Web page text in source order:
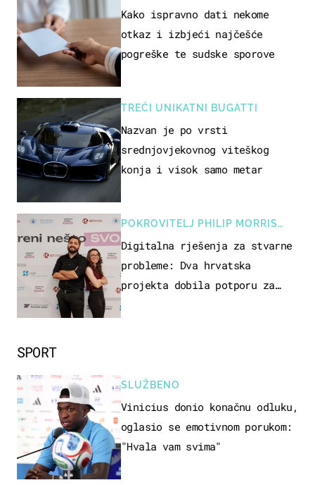
SPORT
SLUŽBENO
Vinicius donio konačnu odluku,
oglasio se emotivnom porukom:
"Hvala vam svima"
Kako ispravno dati nekome
otkaz i izbjeći najčešće
pogreške te sudske sporove
TREĆI UNIKATNI BUGATTI
Nazvan je po vrsti
srednjovjekovnog viteškog
konja i visok samo metar
POKROVITELJ PHILIP MORRIS
ZAGREB
Digitalna rješenja za stvarne
probleme: Dva hrvatska
projekta dobila potporu za